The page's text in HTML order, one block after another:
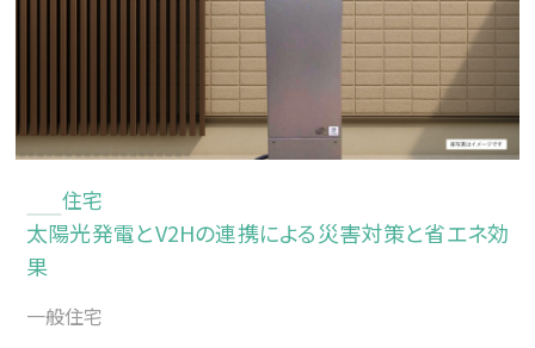
住宅
太陽光発電とV2Hの連携による災害対策と省エネ効
果
一般住宅